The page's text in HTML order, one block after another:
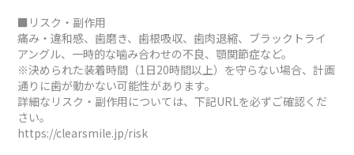
■リスク・副作用
痛み・違和感、歯磨き、歯根吸収、歯肉退縮、ブラックトライ
アングル、一時的な噛み合わせの不良、顎関節症など。
※決められた装着時間（1日20時間以上）を守らない場合、計画
通りに歯が動かない可能性があります。
詳細なリスク・副作用については、下記URLを必ずご確認くだ
さい。
https://clearsmile.jp/risk